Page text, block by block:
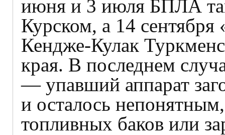
июня и 3 июля БПЛА
Курском, а 14
Кендже-Кулак
края. В последнем
— упавший аппарат
и осталось
топливных баков или